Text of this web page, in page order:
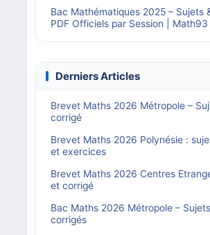
Bac Mathématiques 2025 – Sujets
PDF Officiels par Session | Math93
Derniers Articles
Brevet Maths 2026 Métropole –
corrigé
Brevet Maths 2026 Polynésie :
et exercices
Brevet Maths 2026 Centres
et corrigé
Bac Maths 2026 Métropole –
corrigés